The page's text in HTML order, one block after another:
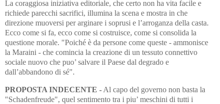
La coraggiosa iniziativa editoriale, che certo non ha vita facile e
richiede parecchi sacrifici, illumina la scena e mostra in che
direzione muoversi per arginare i soprusi e l’arroganza della casta.
Ecco come si fa, ecco come si costruisce, come si consolida la
questione morale. "Poiché è da persone come queste - ammonisce
la Maraini - che comincia la creazione di un tessuto connettivo
sociale nuovo che puo’ salvare il Paese dal degrado e
dall’abbandono di sé".
PROPOSTA INDECENTE - Al capo del governo non basta la
"Schadenfreude", quel sentimento tra i piu’ meschini di tutti i